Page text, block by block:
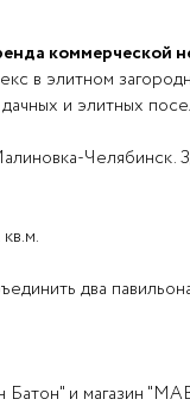
коммерческой
в элитном
и элитных
Челябинск.
два
Батон" и магазин